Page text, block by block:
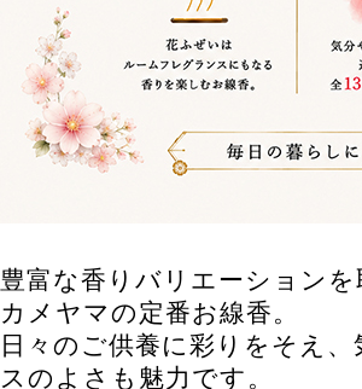
豊富な香りバリエーション
カメヤマの定番お線香。
日々のご供養に彩りをそえ
スのよさも魅力です。